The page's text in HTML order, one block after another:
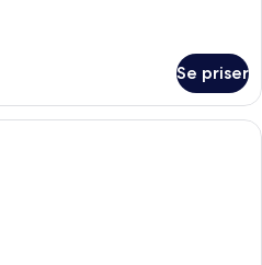
Se priser
Ett hotellrum med en säng, ett